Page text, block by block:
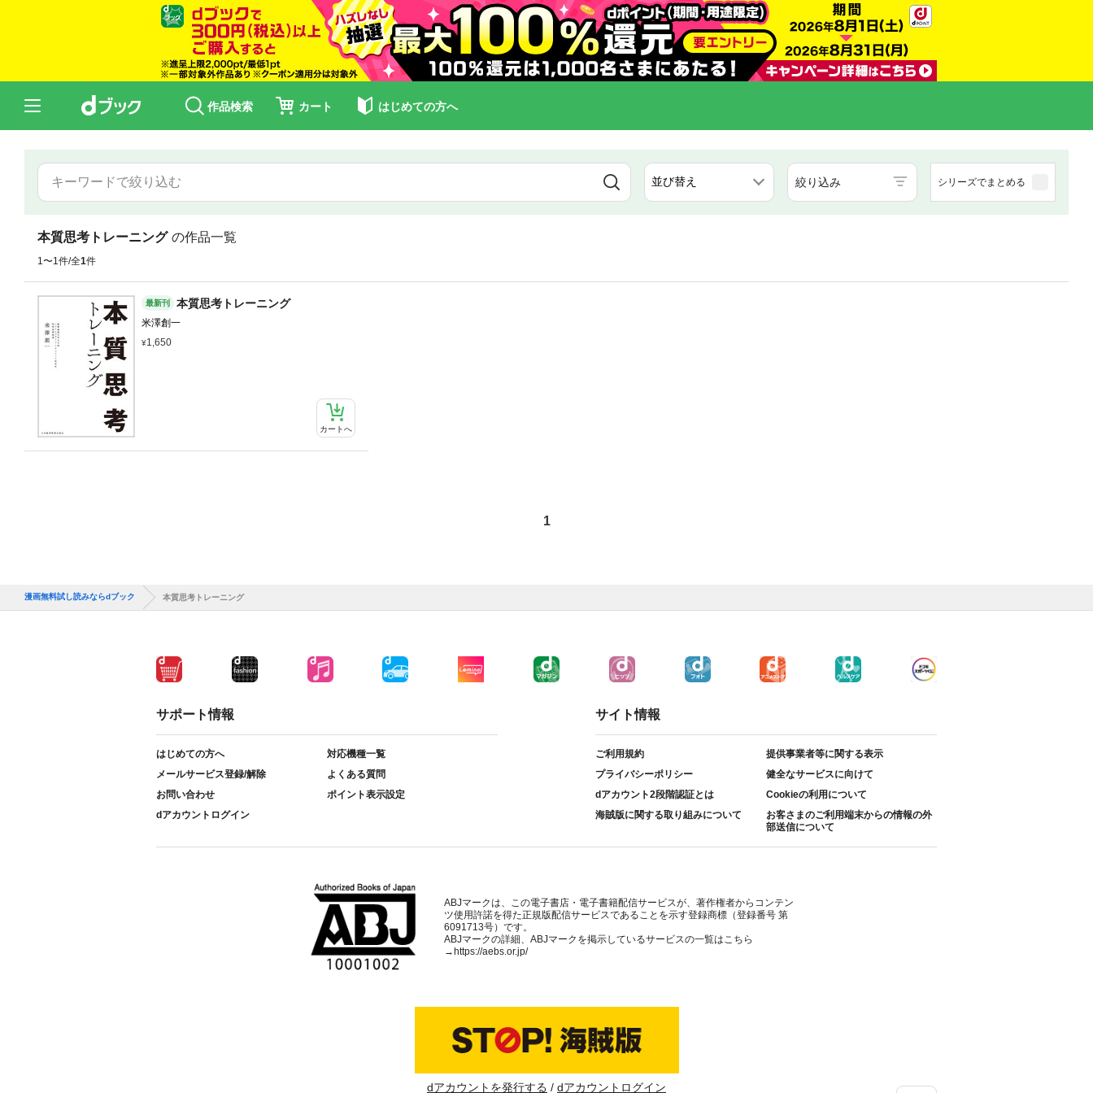
作品検索 カート はじめての方へ
絞り込み シリーズでまとめる
本質思考トレーニング の作品一覧
1〜1件/全1件
最新刊 本質思考トレーニング
米澤創一
1,650
カートへ
1
漫画無料試し読みならdブック 本質思考トレーニング
サポート情報
はじめての方へ
対応機種一覧
メールサービス登録/解除
よくある質問
お問い合わせ
ポイント表示設定
dアカウントログイン
サイト情報
ご利用規約
提供事業者等に関する表示
プライバシーポリシー
健全なサービスに向けて
dアカウント2段階認証とは
Cookieの利用について
海賊版に関する取り組みについて
お客さまのご利用端末からの情報の外
部送信について
ABJマークは、この電子書店・電子書籍配信サービスが、著作権者からコンテン
ツ使用許諾を得た正規版配信サービスであることを示す登録商標（登録番号 第
6091713号）です。
ABJマークの詳細、ABJマークを掲示しているサービスの一覧はこちら
→https://aebs.or.jp/
dアカウントを発行する dアカウントログイン